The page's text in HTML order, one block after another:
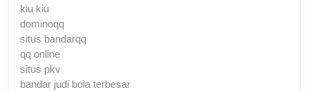
kiu kiu
dominoqq
situs bandarqq
qq online
situs pkv
bandar judi bola terbesar